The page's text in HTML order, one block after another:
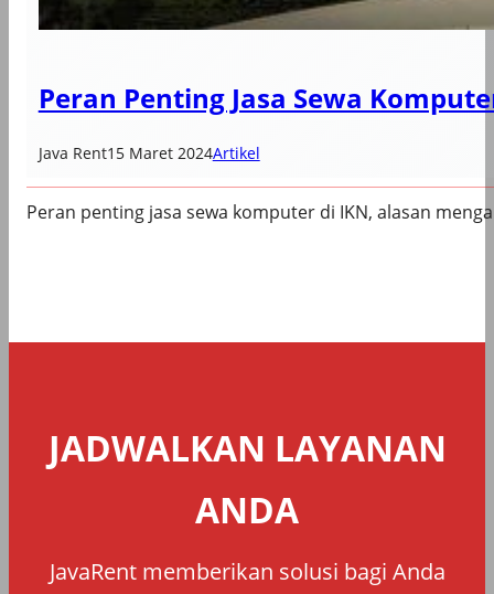
Peran Penting Jasa Sewa
Java Rent15 Maret 2024Artikel
Peran penting jasa sewa komputer di IKN, alasan
JADWALKAN LAYANAN
ANDA
JavaRent memberikan solusi bagi Anda